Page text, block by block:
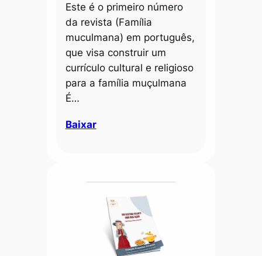
Este é o primeiro número
da revista (Família
muculmana) em português,
que visa construir um
currículo cultural e religioso
para a família muçulmana
É…
Baixar